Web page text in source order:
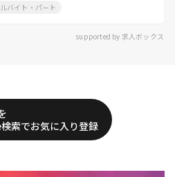
バイト・パート
supported by 求人ボックス
索でお気に入り登録